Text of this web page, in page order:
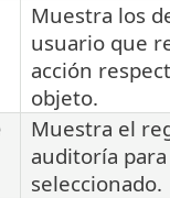
Muestra los
usuario que
acción
objeto.
Muestra el
auditoría
seleccionado.